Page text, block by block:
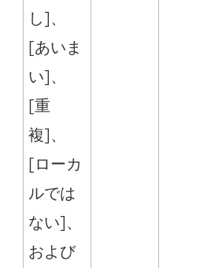
し]、
[あいま
い]、
[重
複]、
[ローカ
ルでは
ない]、
および